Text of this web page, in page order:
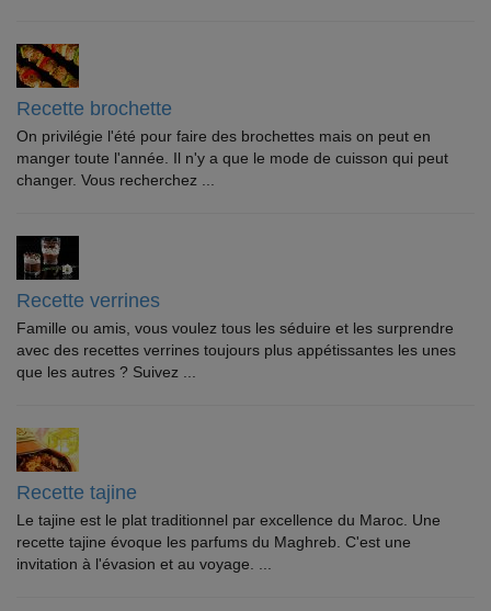
Recette brochette
On privilégie l'été pour faire des brochettes mais on peut en
manger toute l'année. Il n'y a que le mode de cuisson qui peut
changer. Vous recherchez ...
Recette verrines
Famille ou amis, vous voulez tous les séduire et les surprendre
avec des recettes verrines toujours plus appétissantes les unes
que les autres ? Suivez ...
Recette tajine
Le tajine est le plat traditionnel par excellence du Maroc. Une
recette tajine évoque les parfums du Maghreb. C'est une
invitation à l'évasion et au voyage. ...